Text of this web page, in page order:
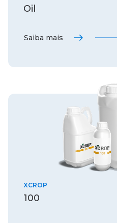
Oil
Saiba mais
XCROP
100